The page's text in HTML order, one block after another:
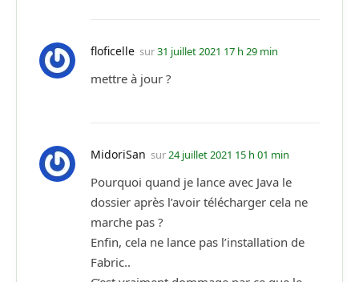
floficelle sur31 juillet 2021 17 h 29 min
mettre à jour ?
MidoriSan sur24 juillet 2021 15 h 01 min
Pourquoi quand je lance avec Java le
dossier après l’avoir télécharger cela ne
marche pas ?
Enfin, cela ne lance pas l’installation de
Fabric..